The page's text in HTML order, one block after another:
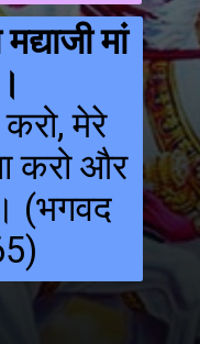
मां
मेरे
करो और
(भगवद